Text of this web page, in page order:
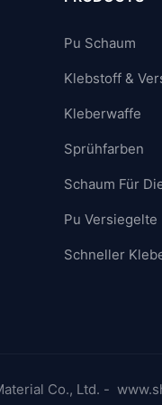
Pu Schaum
Klebstoff &
Kleberwaffe
Sprühfarben
Schaum Für
Pu Versiegelte
Schneller
Co., Ltd. -